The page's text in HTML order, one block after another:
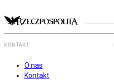
KONTAKT
O nas
Kontakt